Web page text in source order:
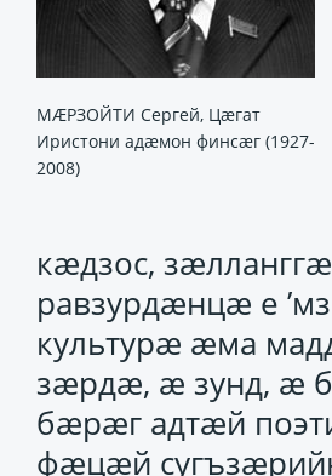
МÆРЗОЙТИ Сергей, Цæгат
Иристони адæмон финсæг (1927-
2008)
кӕдзос,
равзурдӕнцӕ е
культурӕ ӕма
зӕрдӕ, ӕ зунд, ӕ
бӕрӕг адтӕй
фӕцӕй